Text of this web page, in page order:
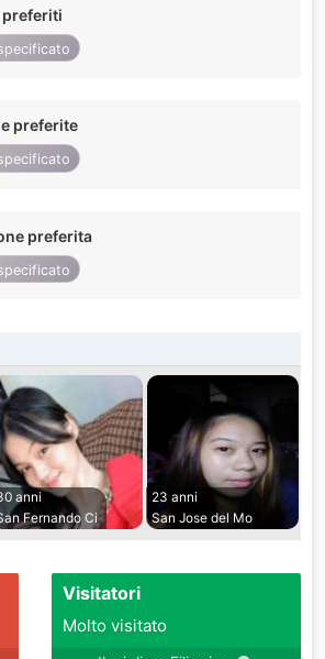
preferite
preferita
anni
Fernando Ci
23 anni
San Jose del Mo
Visitatori
Molto visitato